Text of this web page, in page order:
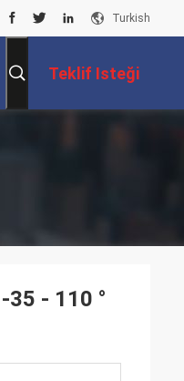
Turkish
Teklif Isteği
35 - 110 °